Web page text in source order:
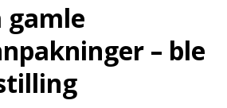
gamle
– ble